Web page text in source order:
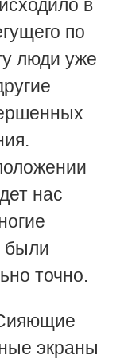
в
по
люди уже
нас
были
точно.
экраны